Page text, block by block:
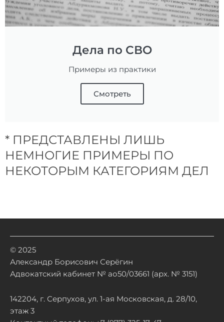
Дела по СВО
Примеры из практики
Смотреть
* ПРЕДСТАВЛЕНЫ ЛИШЬ
НЕМНОГИЕ ПРИМЕРЫ ПО
НЕКОТОРЫМ КАТЕГОРИЯМ ДЕЛ
© 2025
Александр Борисович Серёгин
Адвокатский кабинет № ао50/03661 (арх. № 3151)
142204, г. Серпухов, ул. 1-ая Московская, д. 28/10,
этаж 3